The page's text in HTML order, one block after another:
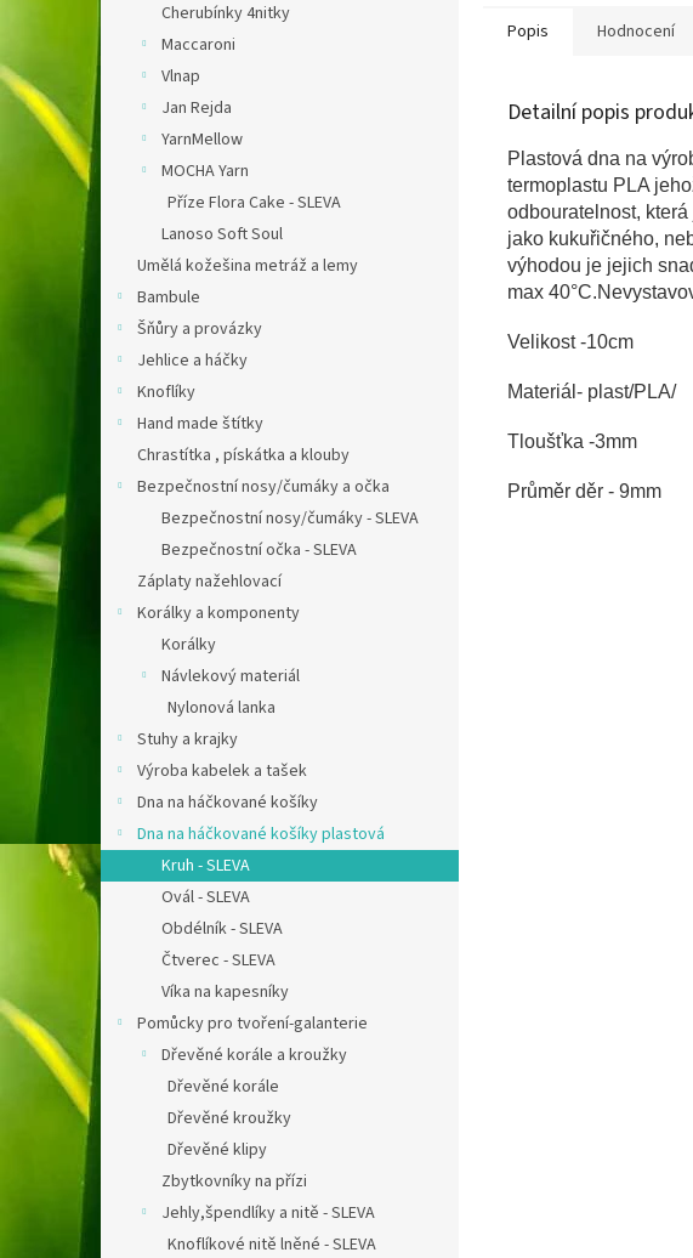
Cherubínky 4nitky
Maccaroni
Vlnap
Jan Rejda
YarnMellow
MOCHA Yarn
Příze Flora Cake - SLEVA
Lanoso Soft Soul
Umělá kožešina metráž a lemy
Bambule
Šňůry a provázky
Jehlice a háčky
Knoflíky
Hand made štítky
Chrastítka , pískátka a klouby
Bezpečnostní nosy/čumáky a očka
Bezpečnostní nosy/čumáky - SLEVA
Bezpečnostní očka - SLEVA
Záplaty nažehlovací
Korálky a komponenty
Korálky
Návlekový materiál
Nylonová lanka
Stuhy a krajky
Výroba kabelek a tašek
Dna na háčkované košíky
Dna na háčkované košíky plastová
Kruh - SLEVA
Ovál - SLEVA
Obdélník - SLEVA
Čtverec - SLEVA
Víka na kapesníky
Pomůcky pro tvoření-galanterie
Dřevěné korále a kroužky
Dřevěné korále
Dřevěné kroužky
Dřevěné klipy
Zbytkovníky na přízi
Jehly,špendlíky a nitě - SLEVA
Knoflíkové nitě lněné - SLEVA
Popis Hodnocení
Detailní popis
Plastová dna na
termoplastu PLA
odbouratelnost,
jako kukuřičného,
výhodou je jejich
max 40°
Velikost -10cm
Materiál- plast/PLA/
Tloušťka -3mm
Průměr děr - 9mm